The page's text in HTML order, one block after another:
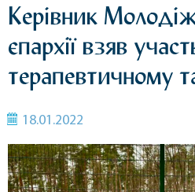
Керівник
єпархії взяв
терапевтичному
18.01.2022